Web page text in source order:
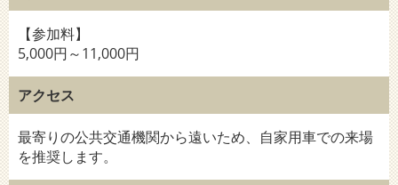
【参加料】
5,000円～11,000円
アクセス
最寄りの公共交通機関から遠いため、自家用車での来場
を推奨します。